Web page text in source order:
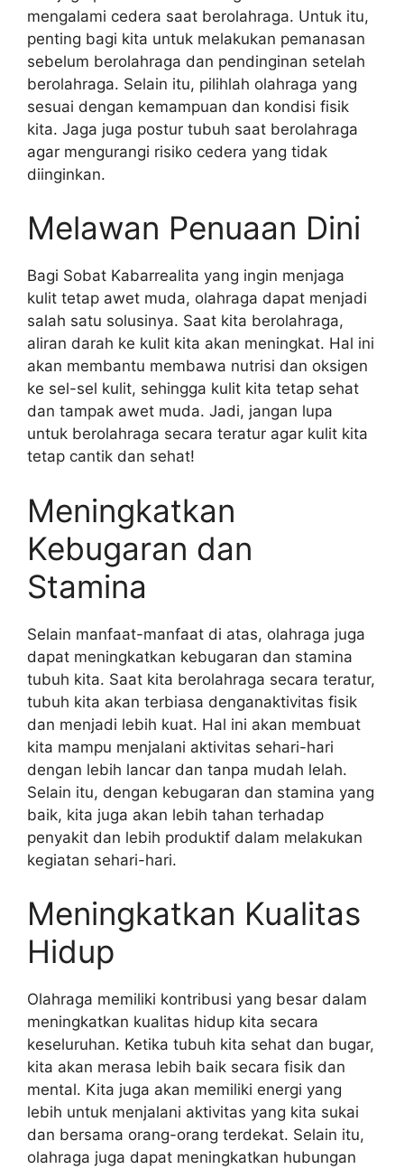
mengalami cedera saat berolahraga. Untuk itu,
penting bagi kita untuk melakukan pemanasan
sebelum berolahraga dan pendinginan setelah
berolahraga. Selain itu, pilihlah olahraga yang
sesuai dengan kemampuan dan kondisi fisik
kita. Jaga juga postur tubuh saat berolahraga
agar mengurangi risiko cedera yang tidak
diinginkan.
Melawan Penuaan Dini
Bagi Sobat Kabarrealita yang ingin menjaga
kulit tetap awet muda, olahraga dapat menjadi
salah satu solusinya. Saat kita berolahraga,
aliran darah ke kulit kita akan meningkat. Hal ini
akan membantu membawa nutrisi dan oksigen
ke sel-sel kulit, sehingga kulit kita tetap sehat
dan tampak awet muda. Jadi, jangan lupa
untuk berolahraga secara teratur agar kulit kita
tetap cantik dan sehat!
Meningkatkan
Kebugaran dan
Stamina
Selain manfaat-manfaat di atas, olahraga juga
dapat meningkatkan kebugaran dan stamina
tubuh kita. Saat kita berolahraga secara teratur,
tubuh kita akan terbiasa denganaktivitas fisik
dan menjadi lebih kuat. Hal ini akan membuat
kita mampu menjalani aktivitas sehari-hari
dengan lebih lancar dan tanpa mudah lelah.
Selain itu, dengan kebugaran dan stamina yang
baik, kita juga akan lebih tahan terhadap
penyakit dan lebih produktif dalam melakukan
kegiatan sehari-hari.
Meningkatkan Kualitas
Hidup
Olahraga memiliki kontribusi yang besar dalam
meningkatkan kualitas hidup kita secara
keseluruhan. Ketika tubuh kita sehat dan bugar,
kita akan merasa lebih baik secara fisik dan
mental. Kita juga akan memiliki energi yang
lebih untuk menjalani aktivitas yang kita sukai
dan bersama orang-orang terdekat. Selain itu,
olahraga juga dapat meningkatkan hubungan